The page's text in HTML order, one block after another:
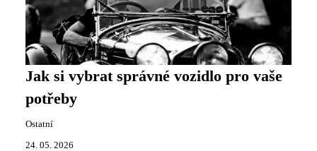
Jak si vybrat správné vozidlo pro vaše
potřeby
Ostatní
24. 05. 2026